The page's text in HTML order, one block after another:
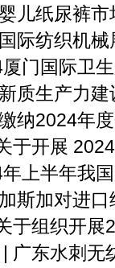
儿纸尿裤
际纺织机
门国际卫
质生产力
纳2024年
于开展
上半年我
斯加对进
于组织开展
广东水刺无